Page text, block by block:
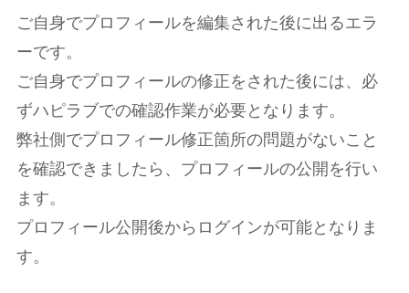
ご自身でプロフィールを編集された後に出るエラ
ーです。
ご自身でプロフィールの修正をされた後には、必
ずハピラブでの確認作業が必要となります。
弊社側でプロフィール修正箇所の問題がないこと
を確認できましたら、プロフィールの公開を行い
ます。
プロフィール公開後からログインが可能となりま
す。